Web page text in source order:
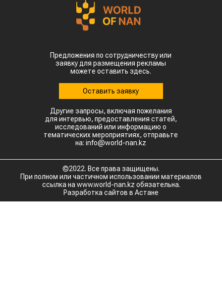
Предложения по сотрудничеству или
заявку для размещения рекламы
можете оставить здесь.
Оставить заявку
Другие запросы, включая пожелания
для интервью, предоставления статей,
исследований или информацию о
тематических мероприятиях, отправьте
на: info@world-nan.kz
©2022. Все права защищены.
При полном или частичном использовании материалов
ссылка на www.world-nan.kz обязательна.
Разработка сайтов в Астане